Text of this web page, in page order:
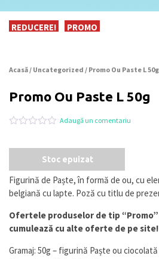
REDUCERE! PROMO
Acasă/ Uncategorized / Promo Ou Paste L 50g
Promo Ou Paste L 50g
0
5
pe
baza
a
de
clienți
Adaugă un comentariu
Stoc epuizat
Figurină de Paște, în formă de ou, cu
belgiană cu lapte. Poză cu titlu de
Ofertele produselor de tip “Promo”
cumulează cu alte oferte de pe site!
Gramaj: 50g – figurină Paște ou